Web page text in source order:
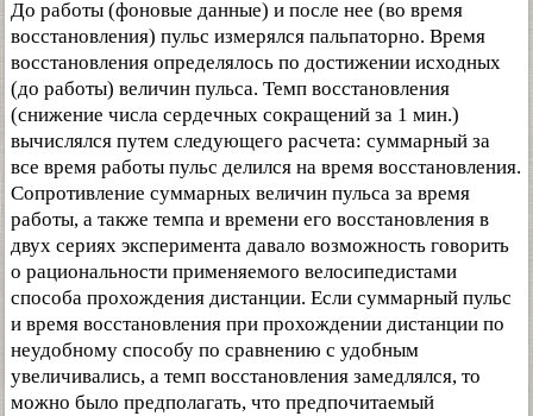
До работы (фоновые данные) и после нее (во время
восстановления) пульс измерялся пальпаторно. Время
восстановления определялось по достижении исходных
(до работы) величин пульса. Темп восстановления
(снижение числа сердечных сокращений за 1 мин.)
вычислялся путем следующего расчета: суммарный за
все время работы пульс делился на время восстановления.
Сопротивление суммарных величин пульса за время
работы, а также темпа и времени его восстановления в
двух сериях эксперимента давало возможность говорить
о рациональности применяемого велосипедистами
способа прохождения дистанции. Если суммарный пульс
и время восстановления при прохождении дистанции по
неудобному способу по сравнению с удобным
увеличивались, а темп восстановления замедлялся, то
можно было предполагать, что предпочитаемый